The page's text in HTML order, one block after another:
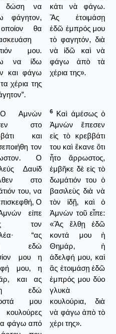
δώση να
φάγητον,
θα
μου.
να ίδω
και φάγω
χέρια της
κάτι νὰ φάγω.
Ἂς ἑτοιμάσῃ
ἐδῶ ἐμπρός μου
τὸ φαγητόν, διὰ
νὰ ἰδῶ καὶ νὰ
φάγω ἀπὸ τὰ
χέρια της».
Αμνών
στο
και
τον
Ο
Δαυίδ
στο
του, να
Ο
είπε
τον
“ας
εδώ
μου η
μου, η
και ας
εδώ
μου
φάγω από
6
Καὶ ἀμέσως ὁ
Ἀμνὼν ἔπεσεν
εἰς τὸ κρεββάτι
του καὶ ἔκανε ὅτι
ἦτο ἄρρωστος,
ἐμβῆκε δὲ εἰς τὸ
δωμάτιόν του ὁ
βασιλεὺς διὰ νὰ
τὸν ἰδῇ, καὶ ὁ
Ἀμνὼν τοῦ εἶπε:
«Ἂς ἔλθῃ ἐδῶ
κοντά μου ἡ
Θημάρ, ἡ
ἀδελφή μου, καὶ
ἂς ἑτοιμάσῃ ἐδῶ
ἐμπρός μου δύο
γλυκὰ
κουλούρια, διὰ
νὰ φάγω ἀπὸ τὸ
χέρι της».